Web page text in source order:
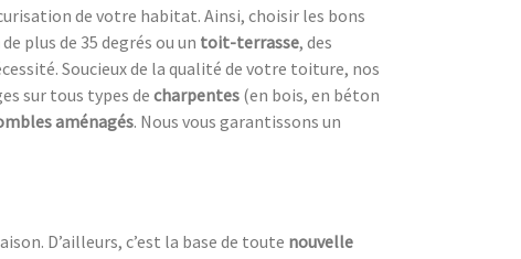
de votre habitat. Ainsi, choisir les bons
de plus de 35 degrés ou un toit-terrasse, des
Soucieux de la qualité de votre toiture, nos
sur tous types de charpentes (en bois, en béton
aménagés. Nous vous garantissons un
D’ailleurs, c’est la base de toute nouvelle